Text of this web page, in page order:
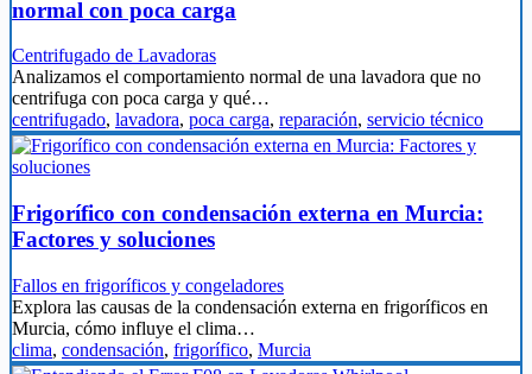
normal con poca carga
Centrifugado de Lavadoras
Analizamos el comportamiento normal de una lavadora que no
centrifuga con poca carga y qué…
centrifugado, lavadora, poca carga, reparación, servicio técnico
Frigorífico con condensación externa en Murcia:
Factores y soluciones
Fallos en frigoríficos y congeladores
Explora las causas de la condensación externa en frigoríficos en
Murcia, cómo influye el clima…
clima, condensación, frigorífico, Murcia